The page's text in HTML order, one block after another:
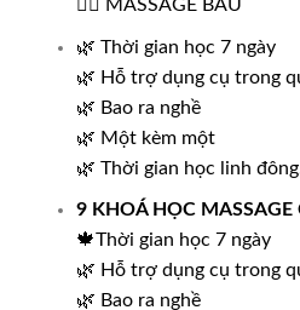
🧖‍♀️ MASSAGE BẦU
🌿 Thời gian học 7 ngày
🌿 Hỗ trợ dụng cụ trong
🌿 Bao ra nghề
🌿 Một kèm một
🌿 Thời gian học linh
9 KHOÁ HỌC
🍁Thời gian học 7 ngày
🌿 Hỗ trợ dụng cụ trong
🌿 Bao ra nghề